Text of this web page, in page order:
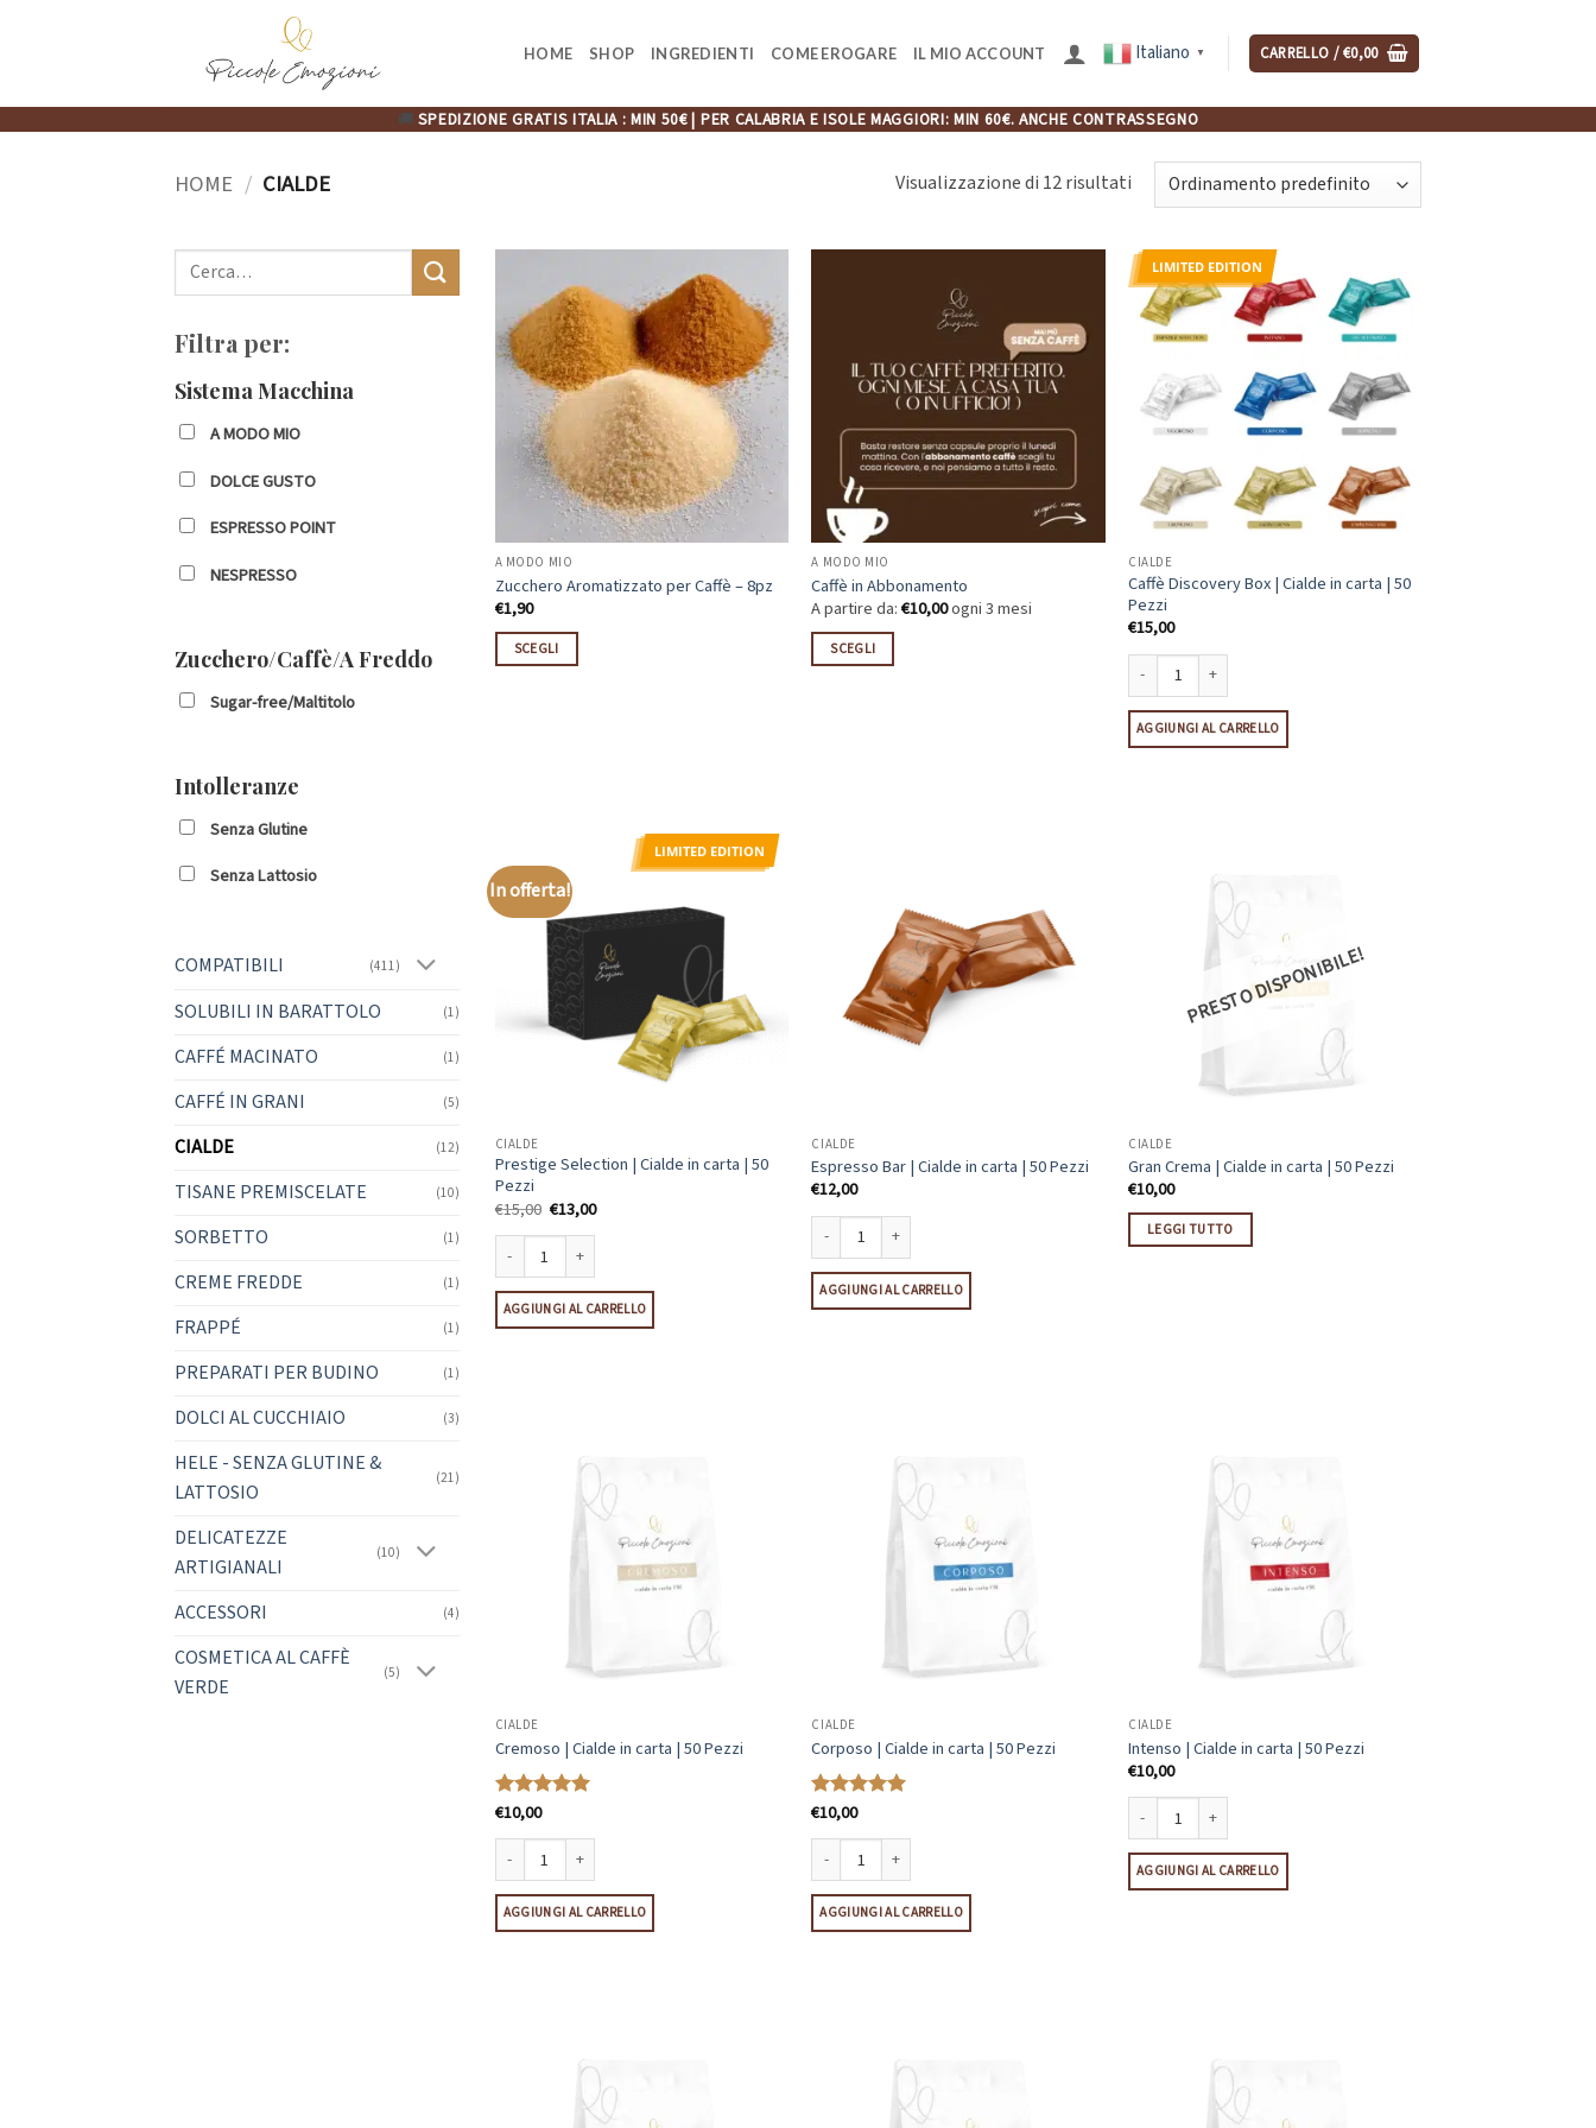
HOME SHOP INGREDIENTI COME EROGARE IL MIO ACCOUNT Italiano ▼ CARRELLO /€0,00
🚚 SPEDIZIONE GRATIS ITALIA : MIN 50€ | PER CALABRIA E ISOLE MAGGIORI: MIN 60€. ANCHE CONTRASSEGNO
HOME / CIALDE Visualizzazione di 12 risultati
Cerca:
Filtra per:
Sistema Macchina
A MODO MIO
DOLCE GUSTO
ESPRESSO POINT
NESPRESSO
Zucchero/Caffè/A Freddo
Sugar-free/Maltitolo
Intolleranze
Senza Glutine
Senza Lattosio
COMPATIBILI (411)
SOLUBILI IN BARATTOLO (1)
CAFFÉ MACINATO (1)
CAFFÉ IN GRANI (5)
CIALDE (12)
TISANE PREMISCELATE (10)
SORBETTO (1)
CREME FREDDE (1)
FRAPPÉ (1)
PREPARATI PER BUDINO (1)
DOLCI AL CUCCHIAIO (3)
HELE - SENZA GLUTINE &
LATTOSIO
(21)
DELICATEZZE
ARTIGIANALI
(10)
ACCESSORI (4)
COSMETICA AL CAFFÈ
VERDE
(5)
A MODO MIO
Zucchero Aromatizzato per Caffè – 8pz
€1,90
SCEGLI
possono
essere
scelte
prodotto
A MODO MIO
Caffè in Abbonamento
A partire da:€10,00ogni 3 mesi
SCEGLI
prodotto
LIMITED EDITION
CIALDE
Caffè Discovery Box | Cialde in carta | 50
Pezzi
€15,00
Caffè Discovery Box | Cialde in carta | 50 Pezzi quantità
AGGIUNGI AL CARRELLO
In offerta!
LIMITED EDITION
CIALDE
Prestige Selection | Cialde in carta | 50
Pezzi
€15,00 Il
prezzo
originale
era:
€15,00.
€13,00Il
Prestige Selection | Cialde in carta | 50 Pezzi quantità
AGGIUNGI AL CARRELLO
CIALDE
Espresso Bar | Cialde in carta | 50 Pezzi
€12,00
Espresso Bar | Cialde in carta | 50 Pezzi quantità
AGGIUNGI AL CARRELLO
PRESTO DISPONIBILE!
CIALDE
Gran Crema | Cialde in carta | 50 Pezzi
€10,00
LEGGI TUTTO
CIALDE
Cremoso | Cialde in carta | 50 Pezzi
Valutato
€10,00
Cremoso | Cialde in carta | 50 Pezzi quantità
AGGIUNGI AL CARRELLO
CIALDE
Corposo | Cialde in carta | 50 Pezzi
Valutato
€10,00
Corposo | Cialde in carta | 50 Pezzi quantità
AGGIUNGI AL CARRELLO
CIALDE
Intenso | Cialde in carta | 50 Pezzi
€10,00
Intenso | Cialde in carta | 50 Pezzi quantità
AGGIUNGI AL CARRELLO